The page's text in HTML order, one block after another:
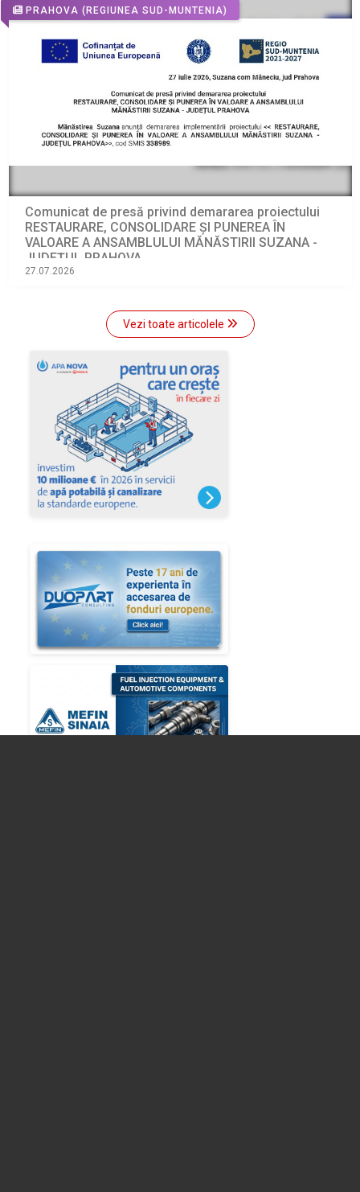
PRAHOVA (REGIUNEA SUD-MUNTENIA)
Comunicat de presă privind demararea proiectului
RESTAURARE, CONSOLIDARE ȘI PUNEREA ÎN
VALOARE A ANSAMBLULUI MĂNĂSTIRII SUZANA -
JUDEȚUL PRAHOVA
27.07.2026
Vezi toate articolele